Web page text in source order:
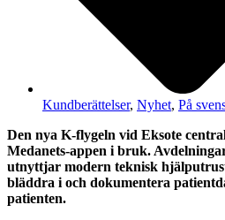
Kundberättelser, Nyhet, På
Den nya K-flygeln vid Eksote
Medanets-appen i bruk.
utnyttjar modern teknisk
bläddra i och dokumentera
patienten.